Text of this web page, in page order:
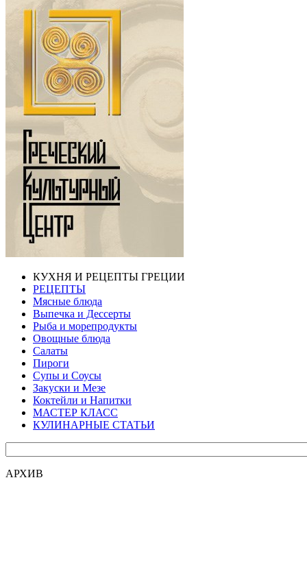
КУХНЯ И РЕЦЕПТЫ ГРЕЦИИ
РЕЦЕПТЫ
Мясные блюда
Выпечка и Дессерты
Рыба и морепродукты
Овощные блюда
Салаты
Пироги
Супы и Соусы
Закуски и Мезе
Коктейли и Напитки
МАСТЕР КЛАСС
КУЛИНАРНЫЕ СТАТЬИ
АРХИВ